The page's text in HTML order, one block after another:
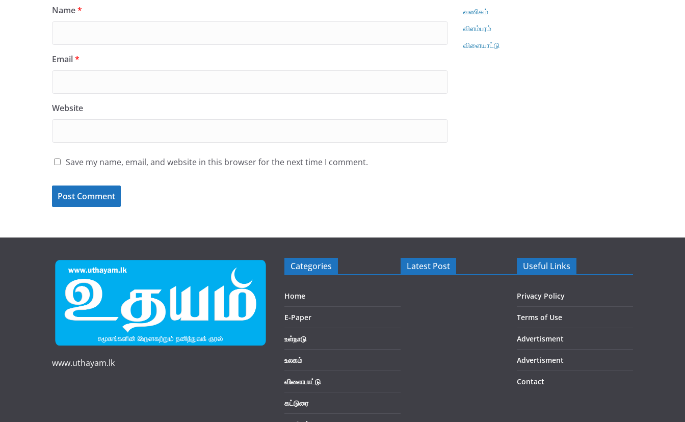
Name*
Email*
Website
Save my name, email, and website in this browser for the next time I comment.
வணிகம்
விளம்பரம்
விளையாட்டு
www.uthayam.lk
Categories
Home
E-Paper
உள்நாடு
உலகம்
விளையாட்டு
கட்டுரை
Latest Post Useful Links
Privacy Policy
Terms of Use
Advertisment
Advertisment
Contact